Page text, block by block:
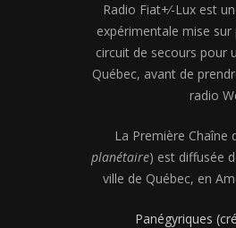
Radio Fiat+⁄-Lux est
expérimentale mise sur
circuit de secours pour
Québec, avant de
radio
La Première Chaîne
planétaire) est diffusée
ville de Québec, en
Panégyriques